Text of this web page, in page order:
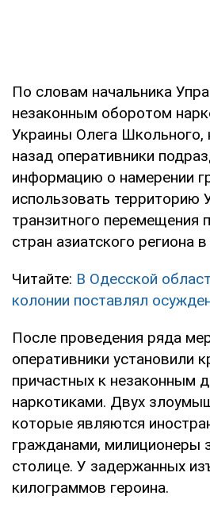
По словам начальника
незаконным оборотом
Украины Олега Школьного,
назад оперативники
информацию о намерении
использовать территорию
транзитного перемещения
стран азиатского региона
Читайте: В Одесской
колонии поставлял
После проведения ряда
оперативники установили
причастных к незаконным
наркотиками. Двух
которые являются
гражданами, милиционеры
столице. У задержанных
килограммов героина.